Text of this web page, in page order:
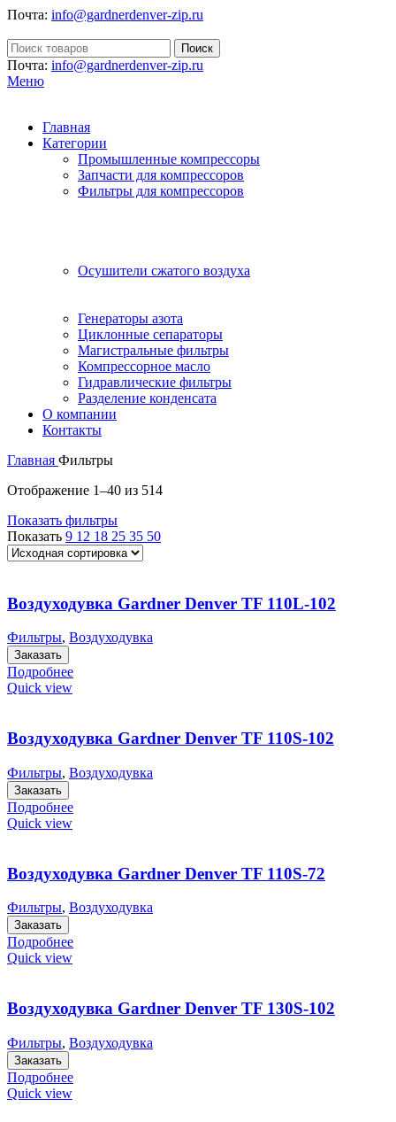
Почта: info@gardnerdenver-zip.ru
Поиск
Почта: info@gardnerdenver-zip.ru
Меню
Главная
Категории
Промышленные компрессоры
Запчасти для компрессоров
Фильтры для компрессоров
Осушители сжатого воздуха
Генераторы азота
Циклонные сепараторы
Магистральные фильтры
Компрессорное масло
Гидравлические фильтры
Разделение конденсата
О компании
Контакты
Главная Фильтры
Отображение 1–40 из 514
Показать фильтры
Показать 9 12 18 25 35 50
Воздуходувка Gardner Denver TF 110L-102
Фильтры, Воздуходувка
Заказать
Подробнее
Quick view
Воздуходувка Gardner Denver TF 110S-102
Фильтры, Воздуходувка
Заказать
Подробнее
Quick view
Воздуходувка Gardner Denver TF 110S-72
Фильтры, Воздуходувка
Заказать
Подробнее
Quick view
Воздуходувка Gardner Denver TF 130S-102
Фильтры, Воздуходувка
Заказать
Подробнее
Quick view